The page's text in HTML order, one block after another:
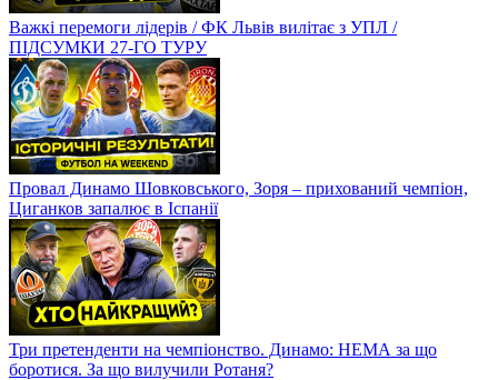
Важкі перемоги лідерів / ФК Львів вилітає з УПЛ /
ПІДСУМКИ 27-ГО ТУРУ
Провал Динамо Шовковського, Зоря – прихований чемпіон,
Циганков запалює в Іспанії
Три претенденти на чемпіонство. Динамо: НЕМА за що
боротися. За що вилучили Ротаня?